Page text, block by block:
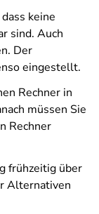
keine
sind. Auch
Der
eingestellt.
Rechner in
müssen Sie
Rechner
frühzeitig über
Alternativen